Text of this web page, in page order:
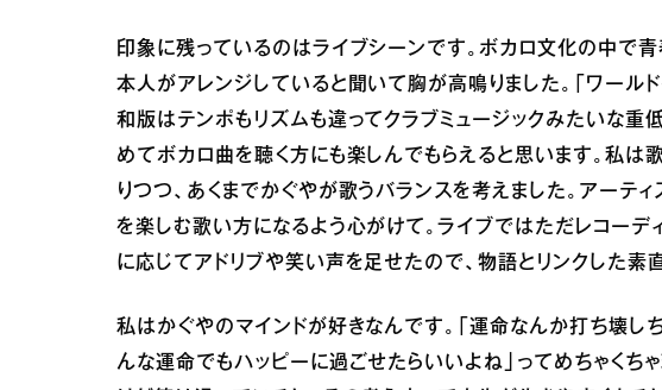
印象に残っているのはライブシーンです。ボカロ文化の中で
本人がアレンジしていると聞いて胸が高鳴りました。「ワール
和版はテンポもリズムも違ってクラブミュージックみたいな重
めてボカロ曲を聴く方にも楽しんでもらえると思います。私
りつつ、あくまでかぐやが歌うバランスを考えました。アーテ
を楽しむ歌い方になるよう心がけて。ライブではただレコーデ
に応じてアドリブや笑い声を足せたので、物語とリンクした素
私はかぐやのマインドが好きなんです。「運命なんか打ち壊しち
んな運命でもハッピーに過ごせたらいいよね」ってめちゃくち